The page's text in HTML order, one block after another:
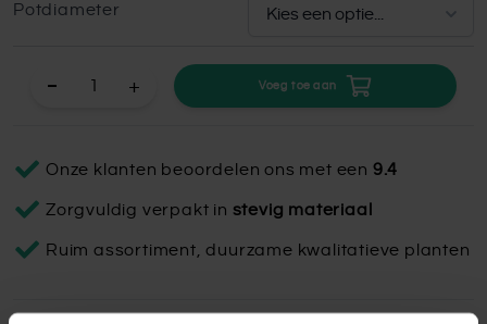
Potdiameter
+ Voeg toe aan
Onze klanten beoordelen ons met een 9.4
Zorgvuldig verpakt in stevig materiaal
Ruim assortiment, duurzame kwalitatieve planten